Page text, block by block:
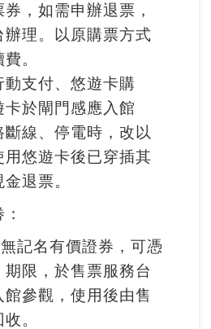
，如需申辦退票，
理。以原購票方式
。
支付、悠遊卡購
於閘門感應入館
線、停電時，改以
悠遊卡後已穿插其
退票。
記名有價證券，可憑
限，於售票服務台
參觀，使用後由售
。